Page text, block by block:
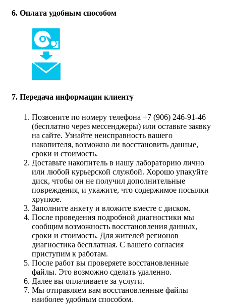
6. Оплата удобным способом
7. Передача информации клиенту
Позвоните по номеру телефона +7 (906) 246-91-46
(бесплатно через мессенджеры) или оставьте заявку
на сайте. Узнайте неисправность вашего
накопителя, возможно ли восстановить данные,
сроки и стоимость.
Доставьте накопитель в нашу лабораторию лично
или любой курьерской службой. Хорошо упакуйте
диск, чтобы он не получил дополнительные
повреждения, и укажите, что содержимое посылки
хрупкое.
Заполните анкету и вложите вместе с диском.
После проведения подробной диагностики мы
сообщим возможность восстановления данных,
сроки и стоимость. Для жителей регионов
диагностика бесплатная. С вашего согласия
приступим к работам.
После работ вы проверяете восстановленные
файлы. Это возможно сделать удаленно.
Далее вы оплачиваете за услуги.
Мы отправляем вам восстановленные файлы
наиболее удобным способом.